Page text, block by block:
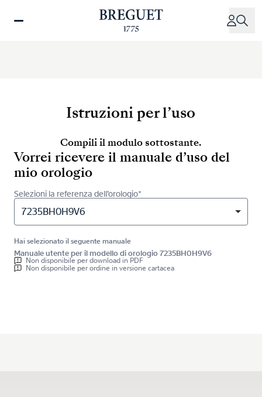
Istruzioni per l’uso
Compili il modulo sottostante.
Vorrei ricevere il manuale d’uso del
mio orologio
Selezioni la referenza dell’orologio*
7235BH0H9V6
Hai selezionato il seguente manuale
Manuale utente per il modello di orologio 7235BH0H9V6
Non disponibile per download in PDF
Non disponibile per ordine in versione cartacea